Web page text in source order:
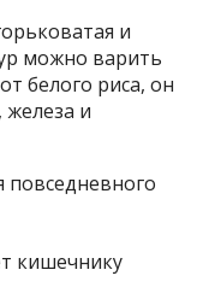
и
можно варить
белого риса, он
железа и
повседневного
кишечнику